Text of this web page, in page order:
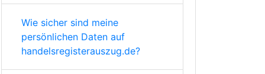
Wie sicher sind meine
persönlichen Daten auf
handelsregisterauszug.de?